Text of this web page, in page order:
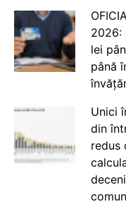
2026:
lei
până
Unici
din
redus